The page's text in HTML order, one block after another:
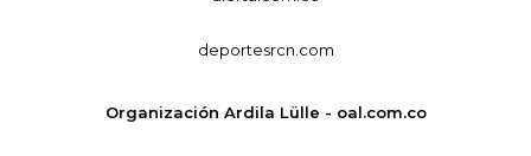
deportesrcn.com
Organización Ardila Lülle - oal.com.co